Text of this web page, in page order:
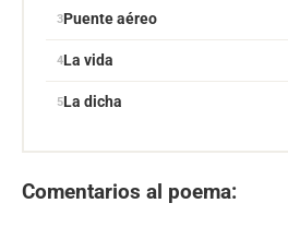
Puente aéreo
La vida
La dicha
Comentarios al poema: